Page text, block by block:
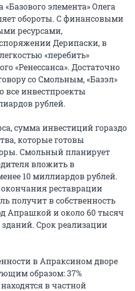
«Базового элемента» Олега
обороты. С финансовыми
ресурсами,
Дерипаски, в
«перебить»
«Ренессанса». Достаточно
со Смольным, «Базэл»
все инвестпроекты
рублей.
сумма инвестиций гораздо
которые готовы
Смольный планирует
вложить в
10 миллиардов рублей.
окончания реставрации
получит в собственность
Апрашкой и около 60 тысяч
Срок реализации
в Апраксином дворе
образом: 37%
в частной